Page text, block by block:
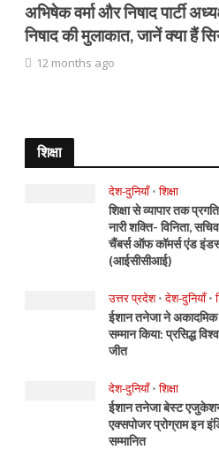
अभिषेक वर्मा और निषाद पार्टी
निषाद की मुलाकात, जानें क्या हैं
12 months ago
शिक्षा
देश-दुनियाँ • शिक्षा
शिक्षा से व्यापार तक
नारी शक्ति- विनिता,
चैंबर्स ऑफ कॉमर्स एंड
(आईसीसीआई)
उत्तर प्रदेश • देश-दुनियाँ •
ईशान तनेजा ने अकादमिक
सम्मान किया: प्रसिद्ध
जीत
देश-दुनियाँ • शिक्षा
ईशान तनेजा बेस्ट
एक्सपोजर प्रोग्राम इन
सम्मानित